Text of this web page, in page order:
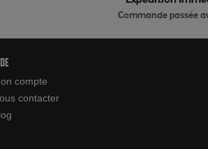
Commande passée
compte
contacter